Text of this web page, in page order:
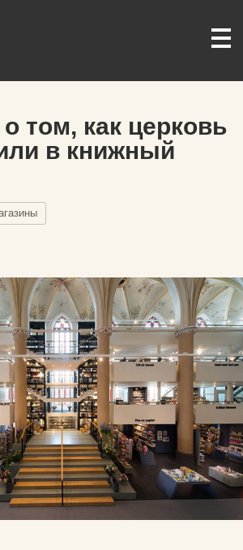
том, как церковь
в книжный